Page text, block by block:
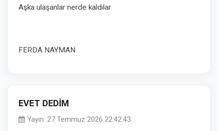
Aşka ulaşanlar nerde kaldılar
FERDA NAYMAN
EVET DEDİM
Yayın: 27 Temmuz 2026 22:42:43